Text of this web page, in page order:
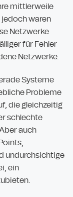
mittlerweile
waren
Netzwerke
für Fehler
Netzwerke.
Systeme
Probleme
die gleichzeitig
schlechte
auch
undurchsichtige
ein